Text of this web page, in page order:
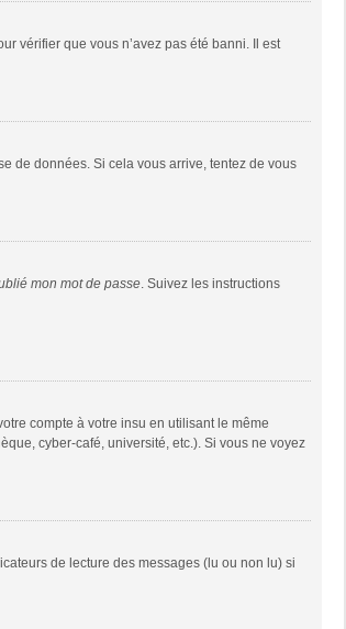
vérifier que vous n’avez pas été banni. Il est
de données. Si cela vous arrive, tentez de vous
mon mot de passe. Suivez les instructions
compte à votre insu en utilisant le même
cyber-café, université, etc.). Si vous ne voyez
de lecture des messages (lu ou non lu) si